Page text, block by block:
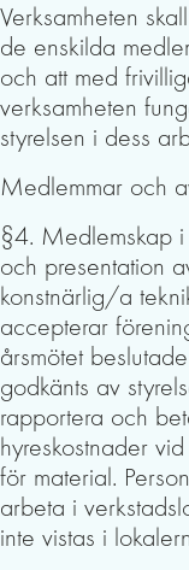
Verksamheten
de enskilda
och att med
verksamheten
styrelsen i dess
Medlemmar och
§4. Medlemskap i
och presentation
konstnärlig/a
accepterar
årsmötet
godkänts av
rapportera och
hyreskostnader
för material.
arbeta i
inte vistas i